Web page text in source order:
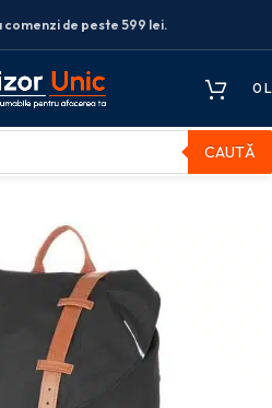
de peste 599 lei.
0
CAUTĂ